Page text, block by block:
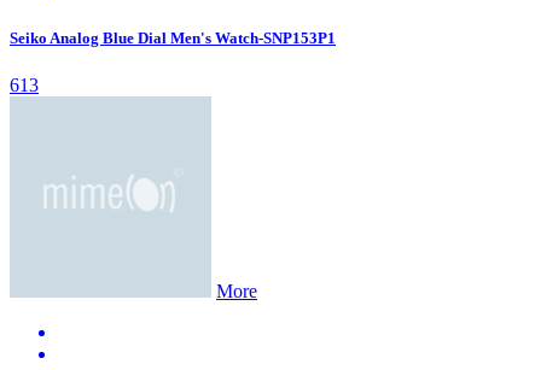
Seiko Analog Blue Dial Men's Watch-SNP153P1
613
More